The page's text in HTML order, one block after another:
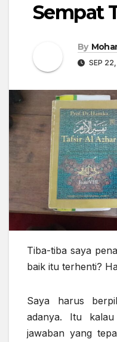
Sempat
By
SEP
Tiba-tiba saya
baik itu terhenti?
Saya harus
adanya. Itu
jawaban yang